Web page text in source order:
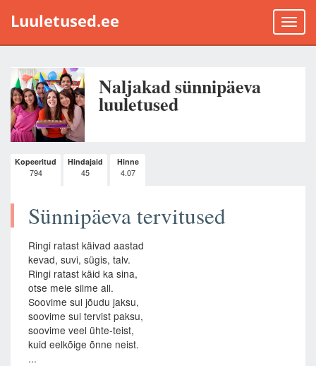
Luuletused.ee
Toggle
Naljakad sünnipäeva
luuletused
Kopeeritud
794
Hindajaid
45
Hinne
4.07
Sünnipäeva tervitused
Ringi ratast käivad aastad
kevad, suvi, sügis, talv.
Ringi ratast käid ka sina,
otse meie silme all.
Soovime sul jõudu jaksu,
soovime sul tervist paksu,
soovime veel ühte-teist,
kuid eelkõige õnne neist.
...